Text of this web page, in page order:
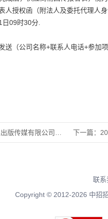
人授权函（附法人及委托代理人
09时30分.
（公司名称+联系人电话+参加项
有限公司排版业务入 下一篇：
联系
Copyright © 2012-2026 中招